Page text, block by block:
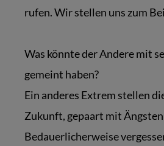
rufen. Wir stellen uns zum
Was könnte der Andere mit
gemeint haben?
Ein anderes Extrem stellen
Zukunft, gepaart mit Ängsten
Bedauerlicherweise